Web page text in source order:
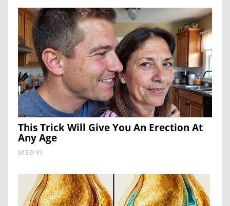
This Trick Will Give You An Erection At
Any Age
MEDVI